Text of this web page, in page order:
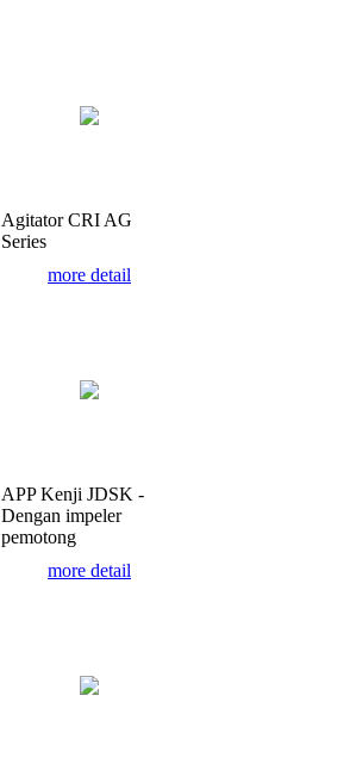
Agitator CRI AG
Series
more detail
APP Kenji JDSK -
Dengan impeler
pemotong
more detail